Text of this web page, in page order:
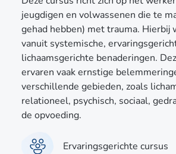
jeugdigen en volwassenen die te
gehad hebben) met trauma.
vanuit systemische,
lichaamsgerichte benaderingen.
ervaren vaak ernstige
verschillende gebieden, zoals
relationeel, psychisch, sociaal,
de opvoeding.
Ervaringsgerichte cursus